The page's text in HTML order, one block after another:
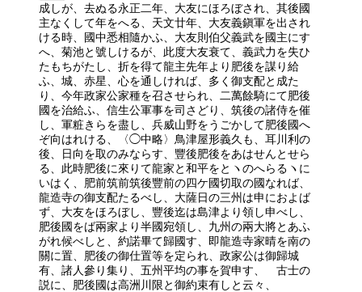
成しが、去ぬる永正二年、大友にほろぼされ、其後國
主なくして年をへる、天文廿年、大友義鎭軍を出され
ける時、國中悉相隨かふ、大友則伯父義武を國主にす
へ、菊池と號しけるが、此度大友衰て、義武力を失ひ
たもちがたし、折を得て龍主先年より肥後を謀り給
ふ、城、赤星、心を通しければ、多く御支配と成た
り、今年政家公家種を召させられ、二萬餘騎にて肥後
國を治給ふ、信生公軍事を司さどり、筑後の諸侍を催
し、軍粧きらを盡し、兵威山野をうごかして肥後國へ
ぞ向はれける、〈◯中略〉鳥津屋形義久も、耳川利の
後、日向を取のみならす、豐後肥後をあはせんとせら
る、此時肥後に來りて龍家と和平をとヽのへらるヽに
いはく、肥前筑前筑後豐前の四ケ國切取の國なれば、
龍造寺の御支配たるべし、大薩日の三州は申におよば
ず、大友をほろぼし、豐後迄は島津より領し申べし、
肥後國をば兩家より半國宛領し、九州の兩大將とあふ
がれ候べしと、約諾畢て歸國す、即龍造寺家晴を南の
關に置、肥後の御仕置等を定られ、政家公は御歸城
有、諸人參り集り、五州平均の事を賀申す、 古士の
説に、肥後國は高洲川限と御約束有しと云々、